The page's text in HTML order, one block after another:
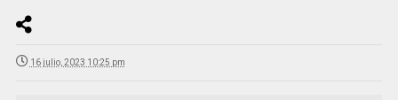
16 julio, 2023 10:25 pm